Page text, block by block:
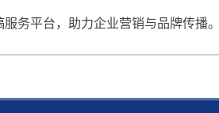
务平台，助力企业营销与品牌传播。